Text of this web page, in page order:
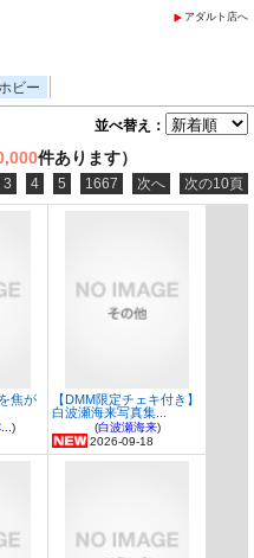
アダルト店へ
ビー
並べ替え：
件あります）
3 4 5 1667 次へ 次の10頁
焦が
)
【DMM限定チェキ付き】
白波瀬海来写真集...
(白波瀬海来)
2026-09-18